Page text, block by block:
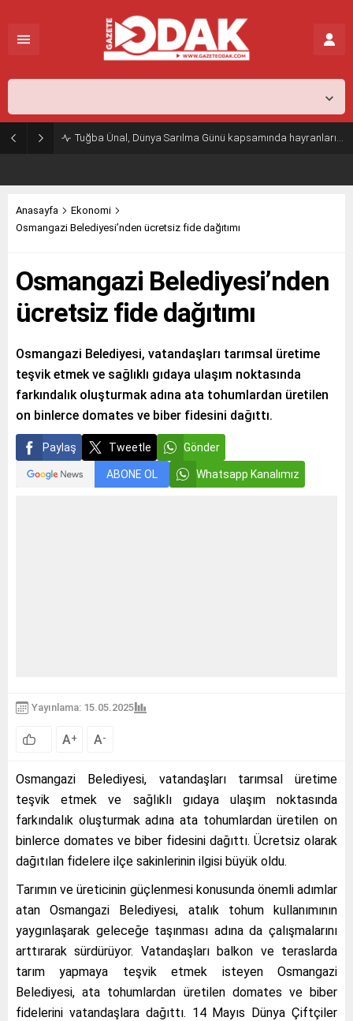
Tuğba Ünal, Dünya Sarılma Günü kapsamında hayranlarıyla buluştu
Anasayfa
Ekonomi
Osmangazi Belediyesi’nden ücretsiz fide dağıtımı
Osmangazi Belediyesi’nden
ücretsiz fide dağıtımı
Osmangazi Belediyesi, vatandaşları tarımsal üretime
teşvik etmek ve sağlıklı gıdaya ulaşım noktasında
farkındalık oluşturmak adına ata tohumlardan üretilen
on binlerce domates ve biber fidesini dağıttı.
Paylaş Tweetle Gönder
ABONE OL Whatsapp Kanalımız
Yayınlama: 15.05.2025
A+ A-
Osmangazi Belediyesi, vatandaşları tarımsal üretime
teşvik etmek ve sağlıklı gıdaya ulaşım noktasında
farkındalık oluşturmak adına ata tohumlardan üretilen on
binlerce domates ve biber fidesini dağıttı. Ücretsiz olarak
dağıtılan fidelere ilçe sakinlerinin ilgisi büyük oldu.
Tarımın ve üreticinin güçlenmesi konusunda önemli adımlar
atan Osmangazi Belediyesi, atalık tohum kullanımının
yaygınlaşarak geleceğe taşınması adına da çalışmalarını
arttırarak sürdürüyor. Vatandaşları balkon ve teraslarda
tarım yapmaya teşvik etmek isteyen Osmangazi
Belediyesi, ata tohumlardan üretilen domates ve biber
fidelerini vatandaşlara dağıttı. 14 Mayıs Dünya Çiftçiler